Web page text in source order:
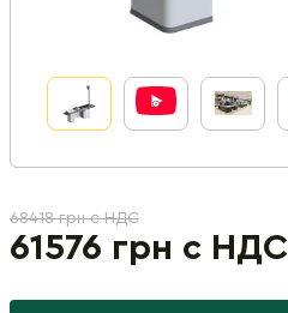
68418 грн с НДС
61576 грн с НДС